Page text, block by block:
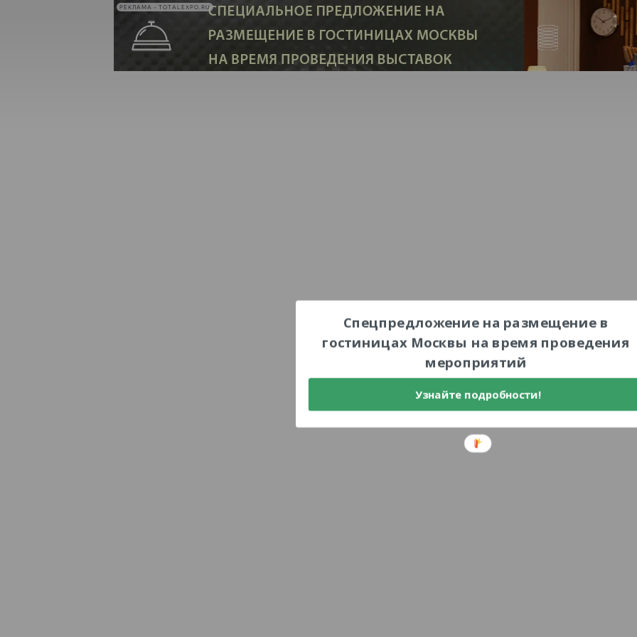
РЕКЛАМА • TOTALEXPO.RU
Спецпредложение на размещение в
гостиницах Москвы на время проведения
мероприятий
Узнайте подробности!